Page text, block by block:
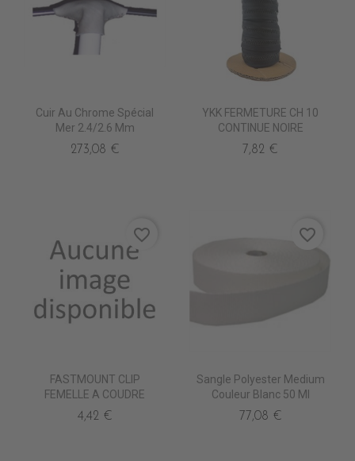
Cuir Au Chrome Spécial
Mer 2.4/2.6 Mm
273,08 €
YKK FERMETURE CH 10
CONTINUE NOIRE
7,82 €
FASTMOUNT CLIP
FEMELLE A COUDRE
4,42 €
favorite_border
Sangle Polyester Medium
Couleur Blanc 50 Ml
77,08 €
favorite_border